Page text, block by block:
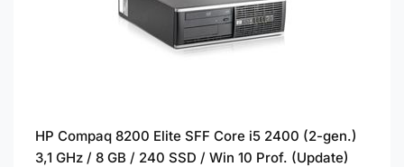
HP Compaq 8200 Elite SFF Core i5 2400 (2-gen.)
3,1 GHz / 8 GB / 240 SSD / Win 10 Prof. (Update)